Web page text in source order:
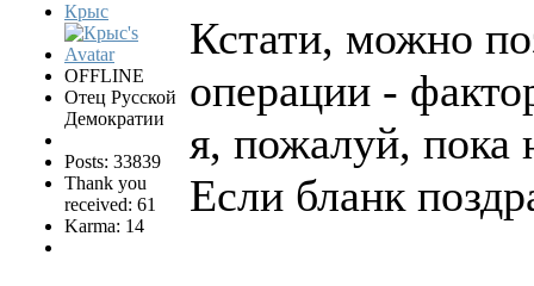
Крыс
OFFLINE
Отец Русской
Демократии
Posts: 33839
Thank you
received: 61
Karma: 14
Кстати, можно
операции -
я, пожалуй, пока
Если бланк